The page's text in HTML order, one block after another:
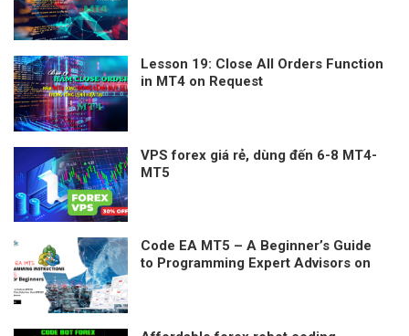
Lesson 19: Close All Orders Function
in MT4 on Request
VPS forex giá rẻ, dùng đến 6-8 MT4-
MT5
Code EA MT5 – A Beginner’s Guide
to Programming Expert Advisors on